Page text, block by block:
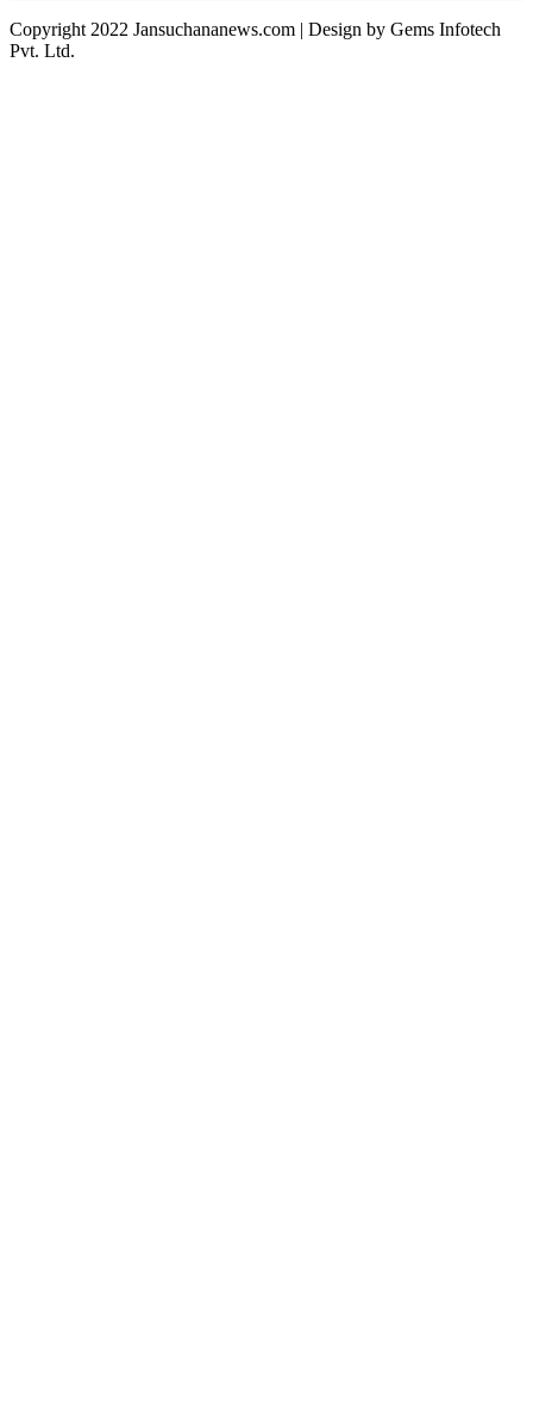
Copyright 2022 Jansuchananews.com | Design by Gems Infotech
Pvt. Ltd.